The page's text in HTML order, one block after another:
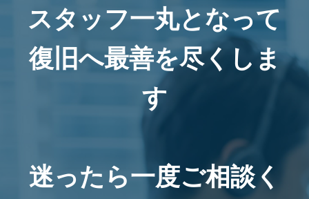
スタッフ一丸となって
復旧へ最善を尽くしま
す
迷ったら一度ご相談く